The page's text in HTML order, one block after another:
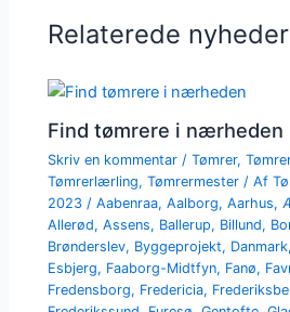
Relaterede nyheder
Find tømrere i nærheden
Skriv en kommentar /Tømrer,
Tømrerlærling,Tømrermester / Af
2023/Aabenraa,Aalborg,Aarhus,
Allerød,Assens, Ballerup, Billund,
Brønderslev, Byggeprojekt, Danmark,
Esbjerg, Faaborg-Midtfyn, Fanø,
Fredensborg, Fredericia,